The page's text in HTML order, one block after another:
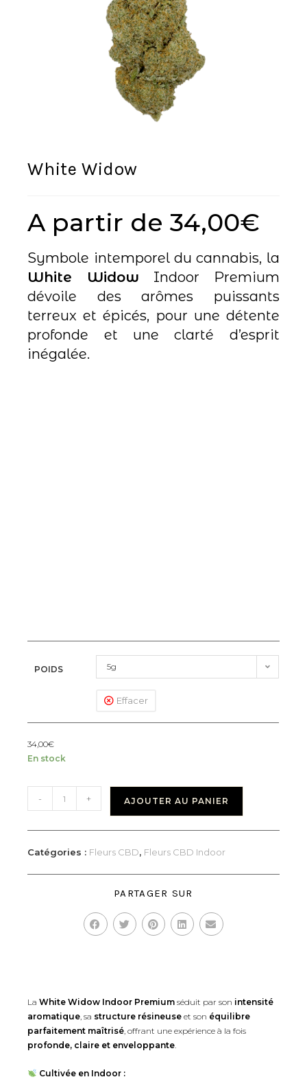
White Widow
A partir de34,00€
Symbole intemporel du cannabis, la
White Widow Indoor Premium
dévoile des arômes puissants
terreux et épicés, pour une détente
profonde et une clarté d’esprit
inégalée.
POIDS 5g
Effacer
34,00€
En stock
- + AJOUTER AU PANIER
Catégories : Fleurs CBD, Fleurs CBD Indoor
PARTAGER SUR
LaWhite Widow Indoor Premium séduit par son intensité
aromatique, sa structure résineuse et son équilibre
parfaitement maîtrisé, offrant une expérience à la fois
profonde, claire et enveloppante.
Cultivée en Indoor :